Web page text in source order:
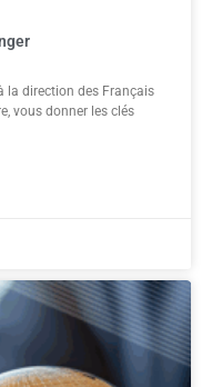
la direction des Français
vous donner les clés